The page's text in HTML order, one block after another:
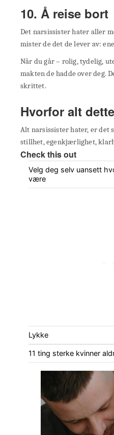
10. Å reise bort
Det narsissister hater aller
mister de det de lever av:
Når du går – rolig, tydelig,
makten de hadde over deg.
skrittet.
Hvorfor alt
Alt narsissister hater, er det
stillhet, egenkjærlighet,
Check this out
Velg deg selv uansett
være
Lykke
11 ting sterke kvinner